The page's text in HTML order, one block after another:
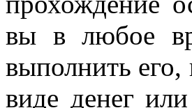
вы в любое
выполнить его,
виде денег